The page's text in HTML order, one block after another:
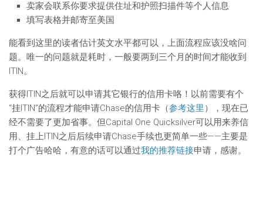
卖家会联系你要求提供住址和护照扫描件等个人信息
填写表格并邮寄至美国
能看到这里的读者估计英文水平都可以，上面流程应该没啥问
题。唯一的问题就是耗时，一般要两到三个月的时间才能收到
ITIN。
获得ITIN之后就可以申请其它银行的信用卡咯！以前需要有个
“挂ITIN”的流程才能申请Chase的信用卡（参考这里 ），现在已
经不需要了更加省事。但Capital One Quicksilver可以用来养信
用、挂上ITIN之后后续申请Chase手续也更简单一些——主要是
打个广告哈哈，有意的话可以通过我的推荐链接申请，感谢。